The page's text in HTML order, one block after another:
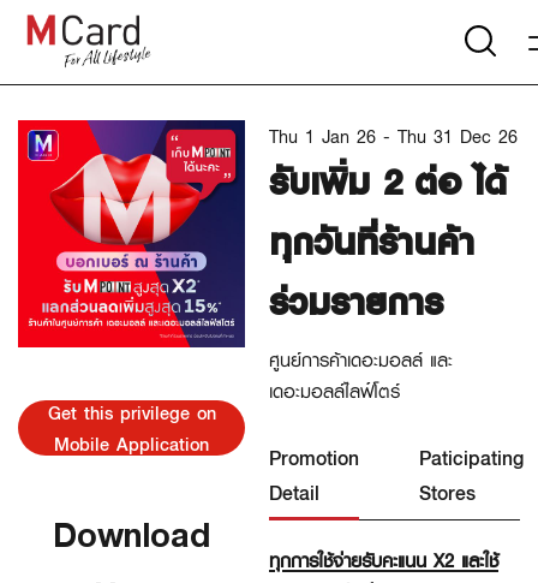
Get this privilege on
Mobile Application
Download
Thu 1 Jan 26 - Thu 31 Dec 26
รับเพิ่ม 2 ต่อ ได้
ทุกวันที่ร้านค้า
ร่วมรายการ
ศูนย์การค้าเดอะมอลล์ และ
เดอะมอลล์ไลฟ์โตร์
Promotion
Detail
Paticipating
Stores
ทุกการใช้จ่ายรับคะแนนX2 และใช้